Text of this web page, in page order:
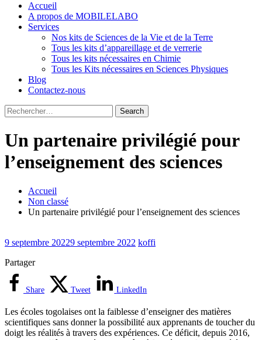
Accueil
A propos de MOBILELABO
Services
Nos kits de Sciences de la Vie et de la Terre
Tous les kits d’appareillage et de verrerie
Tous les kits nécessaires en Chimie
Tous les Kits nécessaires en Sciences Physiques
Blog
Contactez-nous
Rechercher
:
Un partenaire privilégié pour
l’enseignement des sciences
Accueil
Non classé
Un partenaire privilégié pour l’enseignement des sciences
9 septembre 20229 septembre 2022 koffi
Partager
Share Tweet LinkedIn
Les écoles togolaises ont la faiblesse d’enseigner des matières
scientifiques sans donner la possibilité aux apprenants de toucher du
doigt les réalités à travers des expériences. Ce déficit, depuis 2016,